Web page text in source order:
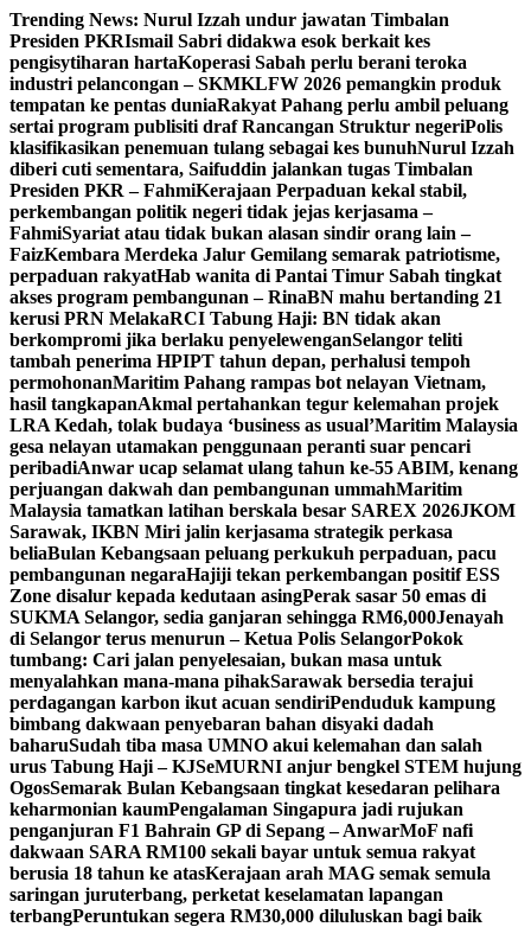
Skip
to
content
Trending News: Nurul Izzah undur jawatan Timbalan
Presiden PKRIsmail Sabri didakwa esok berkait kes
pengisytiharan hartaKoperasi Sabah perlu berani teroka
industri pelancongan – SKMKLFW 2026 pemangkin produk
tempatan ke pentas duniaRakyat Pahang perlu ambil peluang
sertai program publisiti draf Rancangan Struktur negeriPolis
klasifikasikan penemuan tulang sebagai kes bunuhNurul Izzah
diberi cuti sementara, Saifuddin jalankan tugas Timbalan
Presiden PKR – FahmiKerajaan Perpaduan kekal stabil,
perkembangan politik negeri tidak jejas kerjasama –
FahmiSyariat atau tidak bukan alasan sindir orang lain –
FaizKembara Merdeka Jalur Gemilang semarak patriotisme,
perpaduan rakyatHab wanita di Pantai Timur Sabah tingkat
akses program pembangunan – RinaBN mahu bertanding 21
kerusi PRN MelakaRCI Tabung Haji: BN tidak akan
berkompromi jika berlaku penyelewenganSelangor teliti
tambah penerima HPIPT tahun depan, perhalusi tempoh
permohonanMaritim Pahang rampas bot nelayan Vietnam,
hasil tangkapanAkmal pertahankan tegur kelemahan projek
LRA Kedah, tolak budaya ‘business as usual’Maritim Malaysia
gesa nelayan utamakan penggunaan peranti suar pencari
peribadiAnwar ucap selamat ulang tahun ke-55 ABIM, kenang
perjuangan dakwah dan pembangunan ummahMaritim
Malaysia tamatkan latihan berskala besar SAREX 2026JKOM
Sarawak, IKBN Miri jalin kerjasama strategik perkasa
beliaBulan Kebangsaan peluang perkukuh perpaduan, pacu
pembangunan negaraHajiji tekan perkembangan positif ESS
Zone disalur kepada kedutaan asingPerak sasar 50 emas di
SUKMA Selangor, sedia ganjaran sehingga RM6,000Jenayah
di Selangor terus menurun – Ketua Polis SelangorPokok
tumbang: Cari jalan penyelesaian, bukan masa untuk
menyalahkan mana-mana pihakSarawak bersedia terajui
perdagangan karbon ikut acuan sendiriPenduduk kampung
bimbang dakwaan penyebaran bahan disyaki dadah
baharuSudah tiba masa UMNO akui kelemahan dan salah
urus Tabung Haji – KJSeMURNI anjur bengkel STEM hujung
OgosSemarak Bulan Kebangsaan tingkat kesedaran pelihara
keharmonian kaumPengalaman Singapura jadi rujukan
penganjuran F1 Bahrain GP di Sepang – AnwarMoF nafi
dakwaan SARA RM100 sekali bayar untuk semua rakyat
berusia 18 tahun ke atasKerajaan arah MAG semak semula
saringan juruterbang, perketat keselamatan lapangan
terbangPeruntukan segera RM30,000 diluluskan bagi baik